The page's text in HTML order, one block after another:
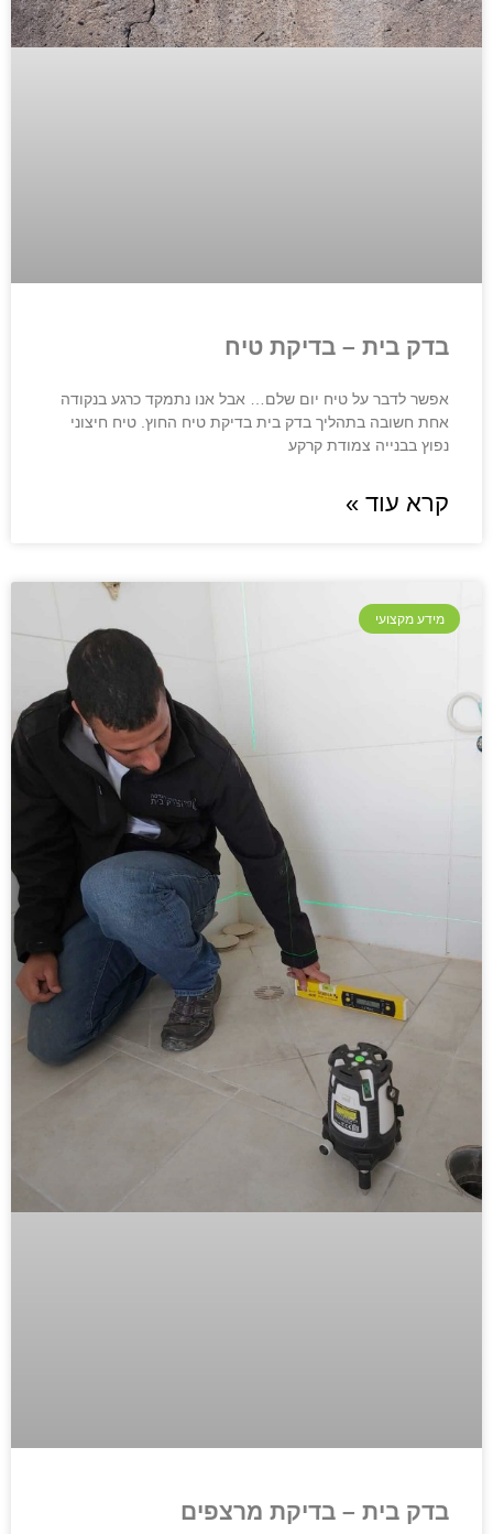
בדק בית – בדיקת טיח
אפשר לדבר על טיח יום שלם… אבל אנו נתמקד כרגע בנקודה
אחת חשובה בתהליך בדק בית בדיקת טיח החוץ. טיח חיצוני
נפוץ בבנייה צמודת קרקע
קרא עוד »
מידע מקצועי
בדק בית – בדיקת מרצפים